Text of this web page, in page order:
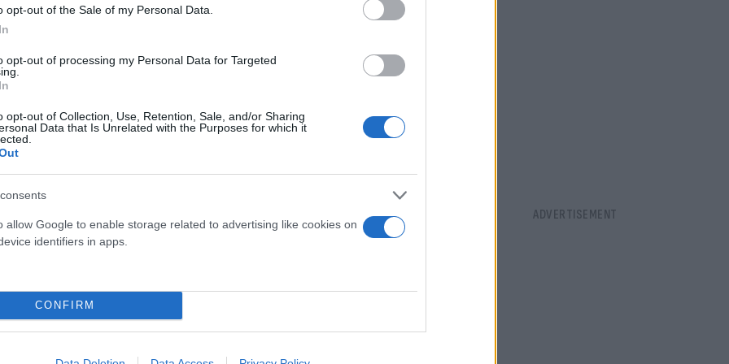
opt-out of the Sale of my Personal Data.
opt-out of processing my Personal Data for Targeted
opt-out of Collection, Use, Retention, Sale, and/or Sharing
Data that Is Unrelated with the Purposes for which it
allow Google to enable storage related to advertising like cookies on
identifiers in apps.
CONFIRM
ύψος σε
του ατυχήματος,
Flash.gr
στη Λιοσίων - Η